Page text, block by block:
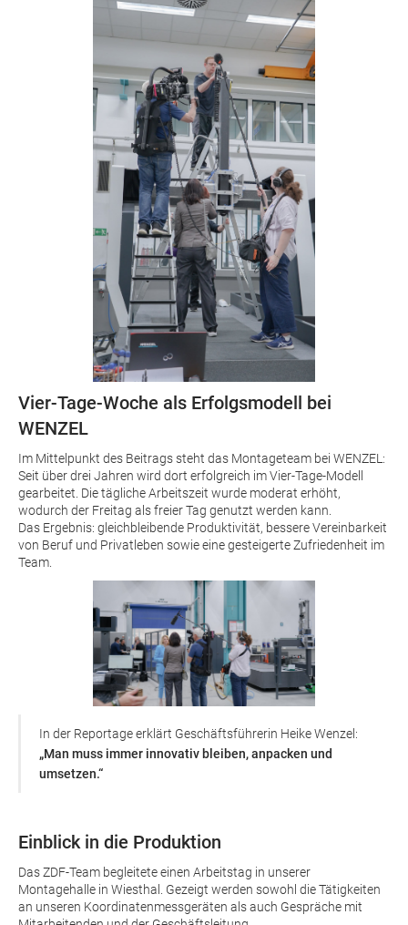
Vier-Tage-Woche als Erfolgsmodell bei
WENZEL
Im Mittelpunkt des Beitrags steht das Montageteam bei WENZEL:
Seit über drei Jahren wird dort erfolgreich im Vier-Tage-Modell
gearbeitet. Die tägliche Arbeitszeit wurde moderat erhöht,
wodurch der Freitag als freier Tag genutzt werden kann.
Das Ergebnis: gleichbleibende Produktivität, bessere Vereinbarkeit
von Beruf und Privatleben sowie eine gesteigerte Zufriedenheit im
Team.
In der Reportage erklärt Geschäftsführerin Heike Wenzel:
„Man muss immer innovativ bleiben, anpacken und
umsetzen.“
Einblick in die Produktion
Das ZDF-Team begleitete einen Arbeitstag in unserer
Montagehalle in Wiesthal. Gezeigt werden sowohl die Tätigkeiten
an unseren Koordinatenmessgeräten als auch Gespräche mit